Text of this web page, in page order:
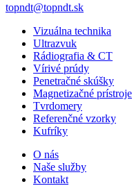
topndt@topndt.sk
Vizuálna technika
Ultrazvuk
Rádiografia & CT
Vírivé prúdy
Penetračné skúšky
Magnetizačné prístroje
Tvrdomery
Referenčné vzorky
Kufríky
O nás
Naše služby
Kontakt